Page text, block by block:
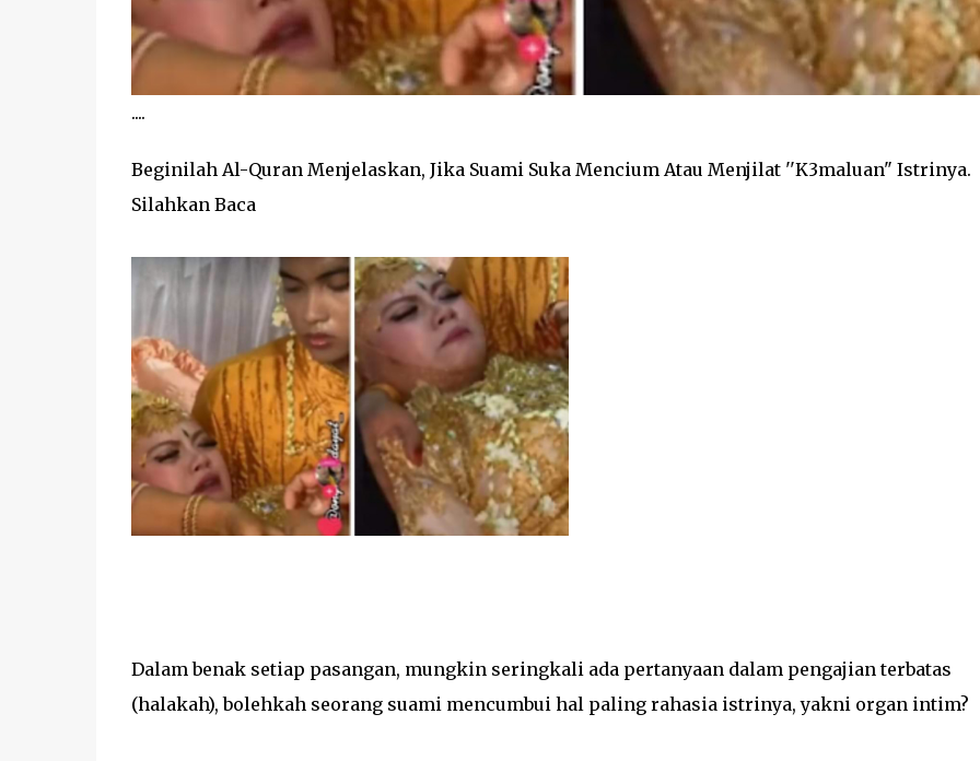
....
Beginilah Al-Quran Menjelaskan, Jika Suami Suka Mencium Atau Menjilat ''K3maluan" Istrinya.
Silahkan Baca
Dalam benak setiap pasangan, mungkin seringkali ada pertanyaan dalam pengajian terbatas
(halakah), bolehkah seorang suami mencumbui hal paling rahasia istrinya, yakni organ intim?